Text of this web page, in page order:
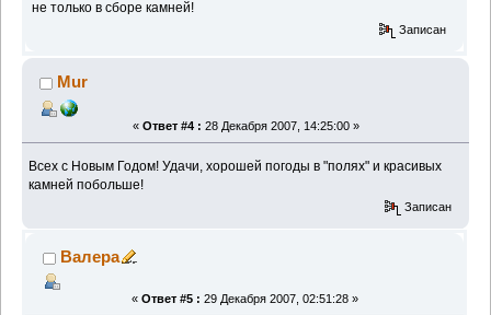
не только в сборе камней!
Записан
Mur
« Ответ #4 : 28 Декабря 2007, 14:25:00 »
Всех с Новым Годом! Удачи, хорошей погоды в "полях" и красивых
камней побольше!
Записан
Валера
« Ответ #5 : 29 Декабря 2007, 02:51:28 »